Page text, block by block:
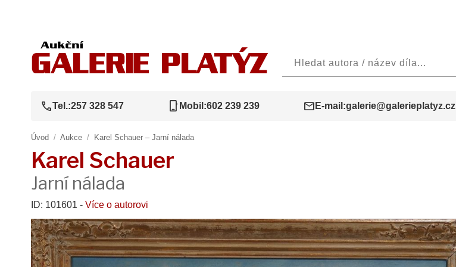
callTel.:257 328 547 phone_iphone Mobil:602 239 239 mail E-mail:galerie@galerieplatyz.cz
Úvod / Aukce / Karel Schauer – Jarní nálada
Karel Schauer
Jarní nálada
ID: 101601 - Více o autorovi